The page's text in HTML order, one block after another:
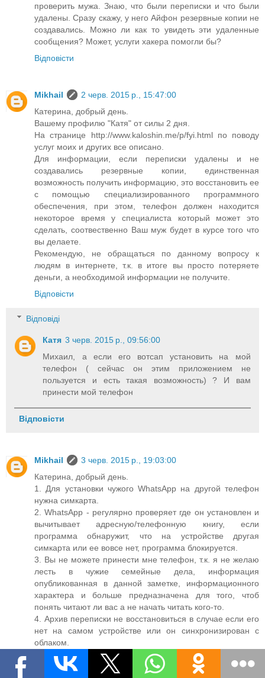
проверить мужа. Знаю, что были переписки и что были
удалены. Сразу скажу, у него Айфон резервные копии не
создавались. Можно ли как то увидеть эти удаленные
сообщения? Может, услуги хакера помогли бы?
Відповісти
Mikhail
2 черв. 2015 р., 15:47:00
Катерина, добрый день.
Вашему профилю "Катя" от силы 2 дня.
На странице http://www.kaloshin.me/p/fyi.html по поводу
услуг моих и других все описано.
Для информации, если переписки удалены и не
создавались резервные копии, единственная
возможность получить информацию, это восстановить ее
с помощью специализированного программного
обеспечения, при этом, телефон должен находится
некоторое время у специалиста который может это
сделать, соотвественно Ваш муж будет в курсе того что
вы делаете.
Рекомендую, не обращаться по данному вопросу к
людям в интернете, т.к. в итоге вы просто потеряете
деньги, а необходимой информации не получите.
Відповісти
Відповіді
Катя 3 черв. 2015 р., 09:56:00
Михаил, а если его вотсап установить на мой
телефон ( сейчас он этим приложением не
пользуется и есть такая возможность) ? И вам
принести мой телефон
Відповісти
Mikhail
3 черв. 2015 р., 19:03:00
Катерина, добрый день.
1. Для установки чужого WhatsApp на другой телефон
нужна симкарта.
2. WhatsApp - регулярно проверяет где он установлен и
вычитывает адресную/телефонную книгу, если
программа обнаружит, что на устройстве другая
симкарта или ее вовсе нет, программа блокируется.
3. Вы не можете принести мне телефон, т.к. я не желаю
лесть в чужие семейные дела, информация
опубликованная в данной заметке, информационного
характера и больше предназначена для того, чтоб
понять читают ли вас а не начать читать кого-то.
4. Архив переписки не восстановиться в случае если его
нет на самом устройстве или он синхронизирован с
облаком.
5. О том как могут читать переписку в WhatsApp
написано в данной заметке.